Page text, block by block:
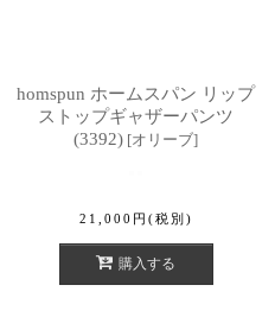
homspun ホームスパン リップ
ストップギャザーパンツ
(3392) [オリーブ]
21,000 円 (税別)
購入する